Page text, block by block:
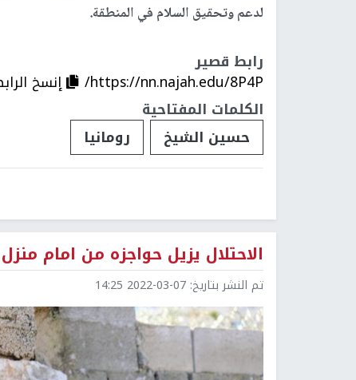
لدعم وتحقيق السلام في المنطقة.
رابط قصير
https://nn.najah.edu/8P4P/
إنسخ
الكلمات المفتاحية
حسين الشيخ
رومانيا
الاحتلال يزيل حواجزه من امام
تم النشر بتاريخ: 2022-03-07 14:25